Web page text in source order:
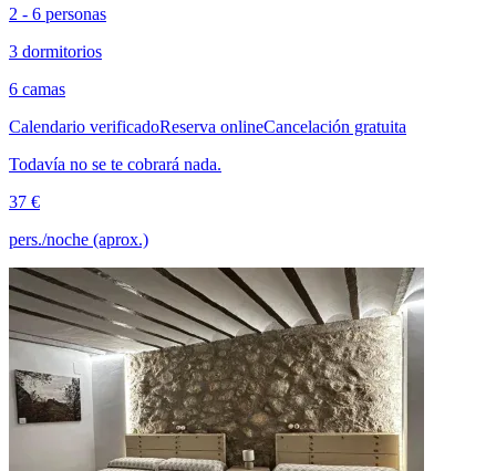
2 - 6 personas
3 dormitorios
6 camas
Calendario verificadoReserva onlineCancelación gratuita
Todavía no se te cobrará nada.
37 €
pers./noche (aprox.)